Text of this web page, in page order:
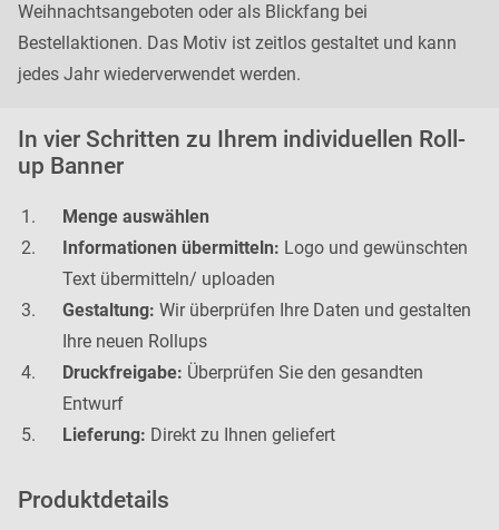
Weihnachtsangeboten oder als Blickfang bei
Bestellaktionen. Das Motiv ist zeitlos gestaltet und kann
jedes Jahr wiederverwendet werden.
In vier Schritten zu Ihrem individuellen Roll-
up Banner
Menge auswählen
Informationen übermitteln: Logo und gewünschten
Text übermitteln/ uploaden
Gestaltung: Wir überprüfen Ihre Daten und gestalten
Ihre neuen Rollups
Druckfreigabe: Überprüfen Sie den gesandten
Entwurf
Lieferung: Direkt zu Ihnen geliefert
Produktdetails